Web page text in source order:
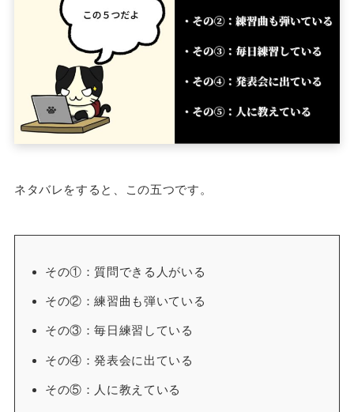
ネタバレをすると、この五つです。
その①：質問できる人がいる
その②：練習曲も弾いている
その③：毎日練習している
その④：発表会に出ている
その⑤：人に教えている